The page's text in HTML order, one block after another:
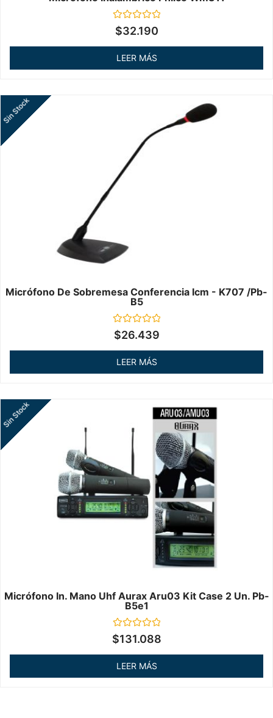
Valorado
en
de
$32.190
LEER MÁS
Micrófono De Sobremesa Conferencia Icm - K707 /pb-
B5
Valorado
en
de
Sin Stock
$26.439
LEER MÁS
Micrófono In. Mano Uhf Aurax Aru03 Kit Case 2 Un. Pb-
B5e1
Valorado
en
de
Sin Stock
$131.088
LEER MÁS